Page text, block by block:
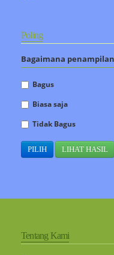
Poling
Bagaimana
Bagus
Biasa saja
Tidak Bagus
Tentang Kami